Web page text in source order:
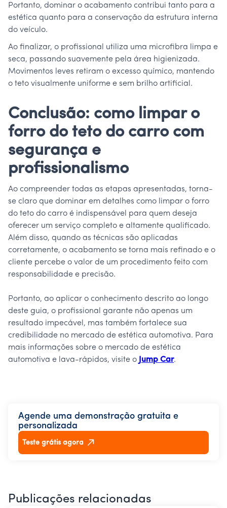
Portanto, dominar o acabamento contribui tanto para a
estética quanto para a conservação da estrutura interna
do veículo.
Ao finalizar, o profissional utiliza uma microfibra limpa e
seca, passando suavemente pela área higienizada.
Movimentos leves retiram o excesso químico, mantendo
o teto visualmente uniforme e sem brilho artificial.
Conclusão: como limpar o
forro do teto do carro com
segurança e
profissionalismo
Ao compreender todas as etapas apresentadas, torna-
se claro que dominar em detalhes como limpar o forro
do teto do carro é indispensável para quem deseja
oferecer um serviço completo e altamente qualificado.
Além disso, quando as técnicas são aplicadas
corretamente, o acabamento se torna mais refinado e o
cliente percebe o valor de um procedimento feito com
responsabilidade e precisão.
Portanto, ao aplicar o conhecimento descrito ao longo
deste guia, o profissional garante não apenas um
resultado impecável, mas também fortalece sua
credibilidade no mercado de estética automotiva. Para
mais informações sobre o mercado de estética
automotiva e lava-rápidos, visite o Jump Car.
Agende uma demonstração gratuita e
personalizada
Teste grátis agora
Publicações relacionadas